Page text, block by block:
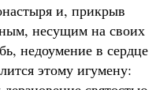
и, прикрыв
несущим на своих
недоумение в сердце
этому игумену: